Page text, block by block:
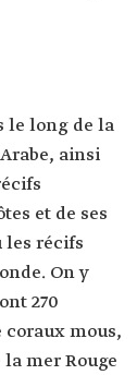
le long de la
ainsi
et de ses
les récifs
On y
270
coraux mous,
mer Rouge